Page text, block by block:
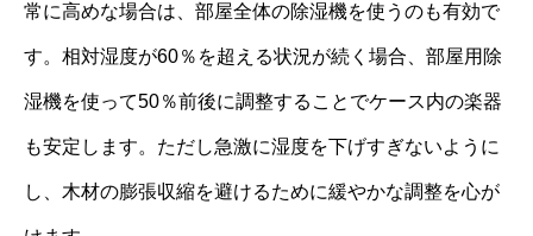
常に高めな場合は、部屋全体の除湿機を使うのも有効で
す。相対湿度が60％を超える状況が続く場合、部屋用除
湿機を使って50％前後に調整することでケース内の楽器
も安定します。ただし急激に湿度を下げすぎないように
し、木材の膨張収縮を避けるために緩やかな調整を心が